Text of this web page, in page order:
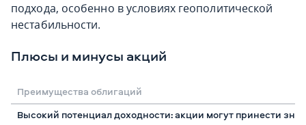
подхода, особенно в условиях геополитической
нестабильности.
Плюсы и минусы акций
Преимущества облигаций
Высокий потенциал доходности: акции могут принести